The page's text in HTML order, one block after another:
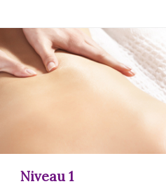
Niveau 1